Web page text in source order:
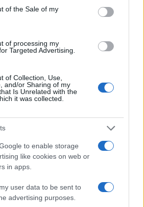
of the Sale of my
of processing my
Targeted Advertising.
of Collection, Use,
and/or Sharing of my
Is Unrelated with the
it was collected.
to enable storage
like cookies on web or
in apps.
user data to be sent to
advertising purposes.
y arrastra a las materias primas